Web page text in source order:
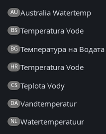
AU Australia Watertemp
BS Temperatura Vode
BG Температура на Водата
HR Temperatura Vode
CS Teplota Vody
DA Vandtemperatur
NL Watertemperatuur